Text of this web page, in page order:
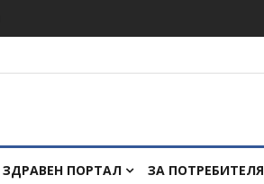
ЗДРАВЕН ПОРТАЛ ЗА ПОТРЕБИТЕЛЯ